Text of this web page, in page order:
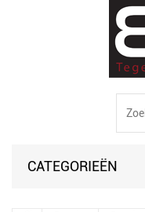
CATEGORIEËN